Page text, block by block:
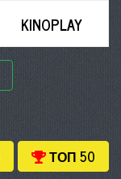
KINOPLAY
ТОП 50